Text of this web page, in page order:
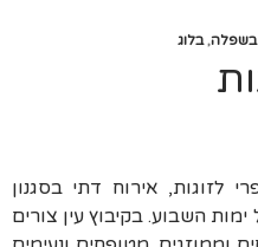
,בלוג
לזוגות, אירוח דתי בסגנון
ימות השבוע.בקיבוץ עין צורים